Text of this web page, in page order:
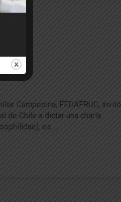
Campesina, FEDAFRUC, invitó
de Chile a dictar una charla
es …